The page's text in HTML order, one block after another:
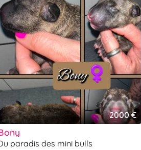
2000 €
bony
du paradis des mini bulls